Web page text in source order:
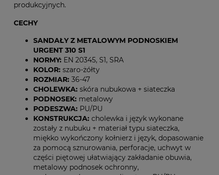
produkcyjnych.
CECHY
SANDAŁY Z METALOWYM PODNOSKIEM
URGENT 310 S1
NORMY: EN 20345, S1, SRA
KOLOR: szaro-żółty
ROZMIAR: 36-47
CHOLEWKA: skóra nubukowa + siateczka
PODNOSEK: metalowy
PODESZWA: PU/PU
KONSTRUKCJA: cholewka i język wykonane
zostały z nubuku + materiał typu siateczka,
miękko wykończony kołnierz i język, dopasowanie
za pomocą sznurowania, perforacje, uchwyt w
części piętowej ułatwiający zakładanie obuwia,
metalowy podnosek ochronny,